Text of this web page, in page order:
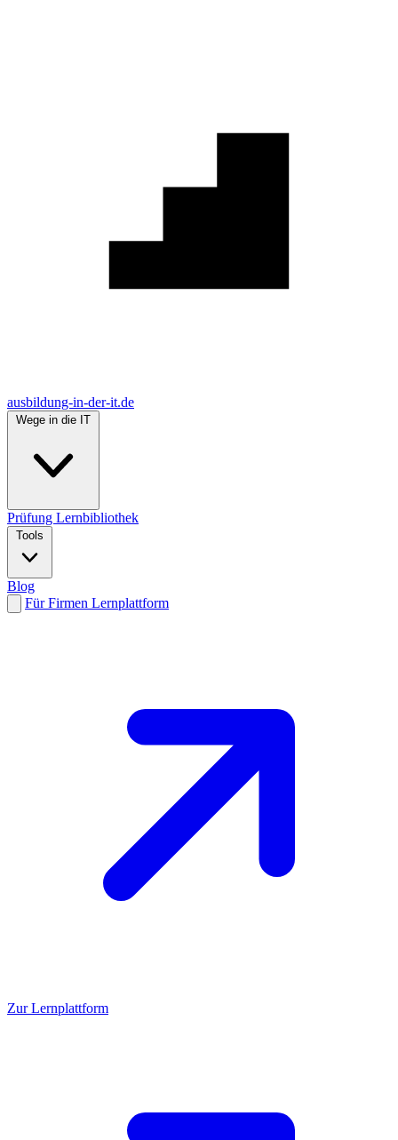
ausbildung-in-der-it.de
Prüfung Lernbibliothek
Blog
Für Firmen Lernplattform
Zur Lernplattform